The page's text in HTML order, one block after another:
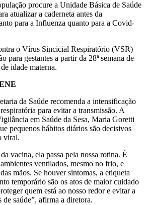
procure a Unidade Básica de Saúde
atualizar a caderneta antes da
para a Influenza quanto para a Covid-
o Vírus Sincicial Respiratório (VSR)
para gestantes a partir da 28ª semana de
idade materna.
da Saúde recomenda a intensificação
para evitar a transmissão. A
em Saúde da Sesa, Maria Goretti
pequenos hábitos diários são decisivos
viral.
vacina, ela passa pela nossa rotina. É
ventilados, mesmo no frio, e
mãos. Se houver sintomas, a etiqueta
temporário são os atos de maior cuidado
quem está ao nosso redor e evitar a
de saúde”, afirma a diretora.